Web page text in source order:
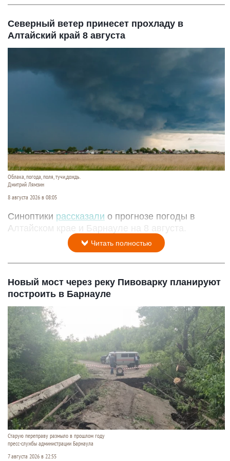
Северный ветер принесет прохладу в
Алтайский край 8 августа
Облака, погода, поля, тучи,дождь.
Дмитрий Лямзин
8 августа 2026 в 08:05
Синоптики рассказали о прогнозе погоды в
Алтайском крае и Барнауле на 8 августа.
Читать полностью
Новый мост через реку Пивоварку планируют
построить в Барнауле
Старую переправу размыло в прошлом году
пресс-службы администрации Барнаула
7 августа 2026 в 22:55